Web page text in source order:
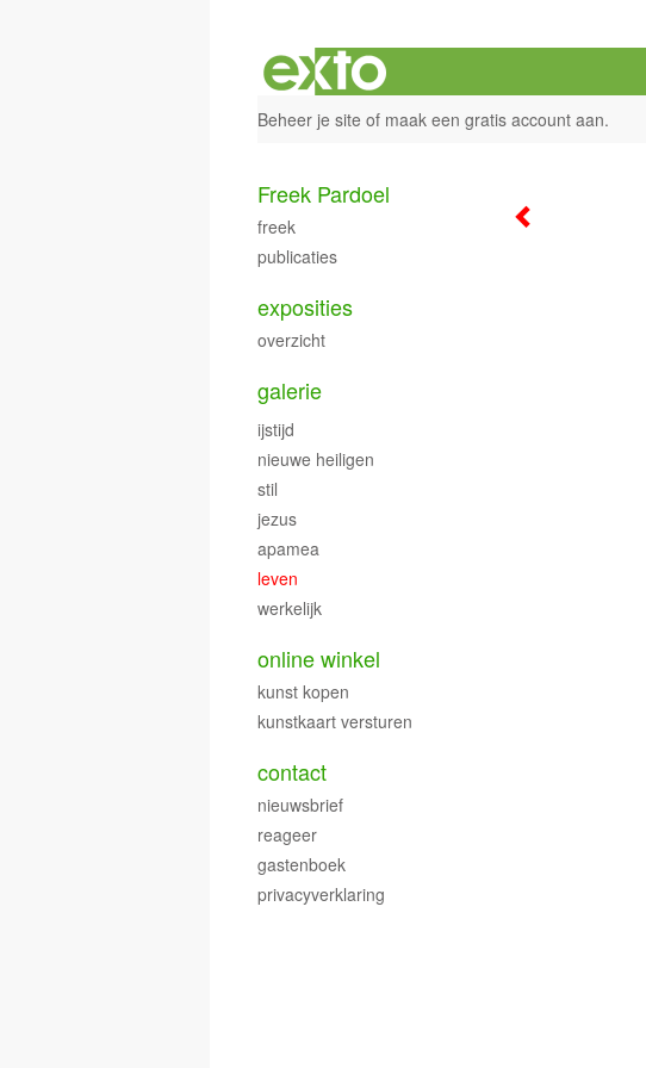
Beheer je site of maak een gratis account aan.
Freek Pardoel
freek
publicaties
exposities
overzicht
galerie
ijstijd
nieuwe heiligen
stil
jezus
apamea
leven
werkelijk
online winkel
kunst kopen
kunstkaart versturen
contact
nieuwsbrief
reageer
gastenboek
privacyverklaring